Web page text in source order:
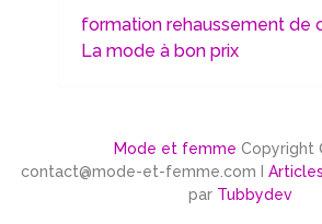
formation rehaussement de
La mode à bon prix
Mode et femme Copyright
contact@mode-et-femme.com IArticles
par Tubbydev